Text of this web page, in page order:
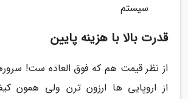
سیستم
قدرت بالا با هزینه پایین
از نظر قیمت هم که فوق العاده ست!
از اروپایی ها ارزون ترن ولی همون